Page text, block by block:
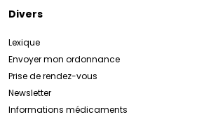
Divers
Lexique
Envoyer mon ordonnance
Prise de rendez-vous
Newsletter
Informations médicaments